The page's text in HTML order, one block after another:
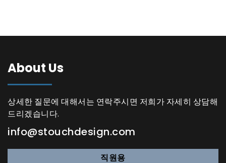
About Us
상세한 질문에 대해서는 연락주시면 저희가 자세히 상담해
드리겠습니다.
info@stouchdesign.com
직원용